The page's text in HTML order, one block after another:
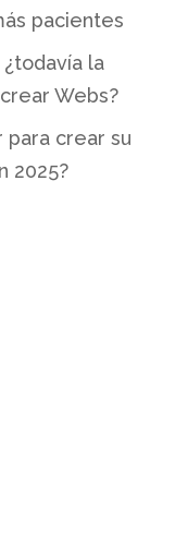
pacientes
la
Webs?
para crear su
2025?